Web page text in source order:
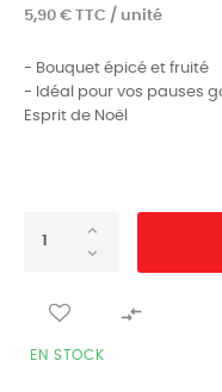
5,90 € TTC / unité
- Bouquet épicé et fruité
- Idéal pour vos pauses
Esprit de Noël

EN STOCK